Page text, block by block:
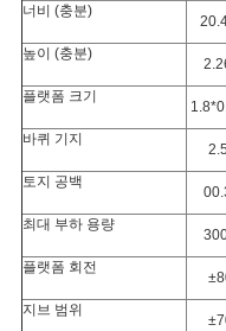
보
보
호
정
책
너비 (충분)
높이 (충분)
플랫폼 크기
바퀴 기지
토지 공백
최대 부하 용량
플랫폼 회전
지브 범위